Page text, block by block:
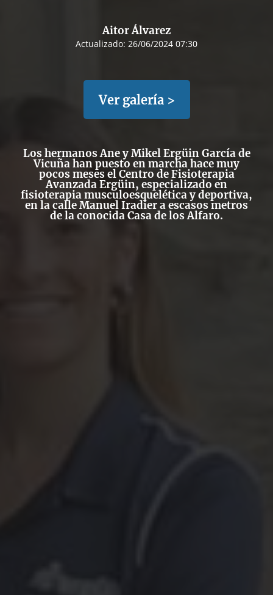
Aitor Álvarez
Actualizado: 26/06/2024 07:30
Ver galería >
Los hermanos Ane y Mikel Ergüin García de
Vicuña han puesto en marcha hace muy
pocos meses elCentro de Fisioterapia
Avanzada Ergüin, especializado en
fisioterapia musculoesquelética y deportiva,
en la calle Manuel Iradier a escasos metros
de la conocida Casa de los Alfaro.